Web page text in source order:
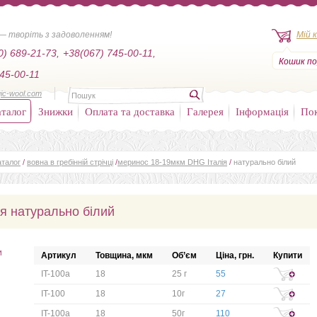
творіть з задоволенням!
689-21-73,
+38(067) 745-00-11,
00-11
wool.com
Мій
Кошик
Знижки Оплата та доставка Галерея Інформація
/ вовна в гребінній стрічці /меринос 18-19мкм DHG Італія / натурально білий
натурально білий
Артикул Товщина, мкм Об’єм Ціна, грн.
Купити
IT-100a
18 25 г
55
IT-100
18 10г
27
IT-100а
18 50г 110